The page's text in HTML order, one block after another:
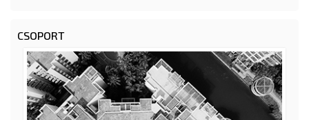
CSOPORT